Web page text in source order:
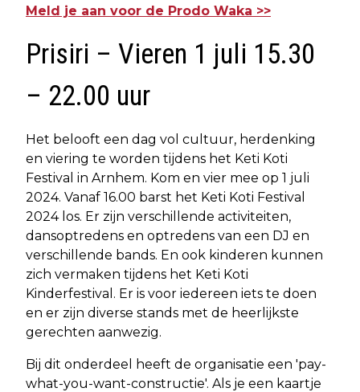
Meld je aan voor de Prodo Waka >>
Prisiri – Vieren 1 juli 15.30
– 22.00 uur
Het belooft een dag vol cultuur, herdenking
en viering te worden tijdens het Keti Koti
Festival in Arnhem. Kom en vier mee op 1 juli
2024. Vanaf 16.00 barst het Keti Koti Festival
2024 los. Er zijn verschillende activiteiten,
dansoptredens en optredens van een DJ en
verschillende bands. En ook kinderen kunnen
zich vermaken tijdens het Keti Koti
Kinderfestival. Er is voor iedereen iets te doen
en er zijn diverse stands met de heerlijkste
gerechten aanwezig.
Bij dit onderdeel heeft de organisatie een 'pay-
what-you-want-constructie'. Als je een kaartje